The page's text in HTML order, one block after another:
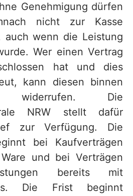
Genehmigung dürfen
nicht zur Kasse
auch wenn die Leistung
Wer einen Vertrag
hat und dies
kann diesen binnen
Die
NRW stellt dafür
zur Verfügung. Die
bei Kaufverträgen
und bei Verträgen
bereits mit
Die Frist beginnt